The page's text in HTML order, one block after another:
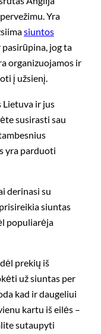
Yra
siuntos
jog ta
organizuojamos ir
į užsienį.
Lietuva ir jus
susirasti sau
yra parduoti
derinasi su
siuntas
populiarėja
prekių iš
už siuntas per
kad ir daugeliui
kartu iš eilės –
sutaupyti